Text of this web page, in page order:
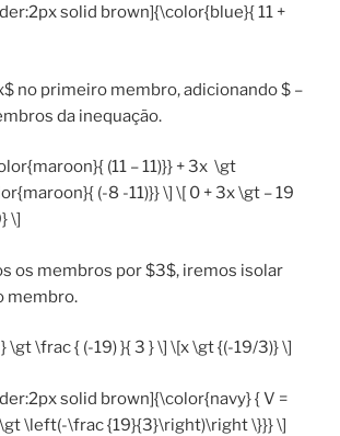
solid brown]{\color{blue}{ 11 +
no primeiro membro, adicionando $ –
da inequação.
(11 – 11)}} + 3x \gt
(-8 -11)}} \] \[ 0 + 3x \gt – 19
\]
os membros por $3$, iremos isolar
membro.
\gt \frac { (-19) }{ 3 } \] \[x \gt {(-19/3)} \]
solid brown]{\color{navy} { V =
\left(-\frac {19}{3}\right)\right \}}} \]